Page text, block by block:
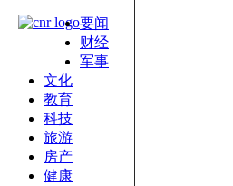
要闻
财经
军事
文化
教育
科技
旅游
房产
健康